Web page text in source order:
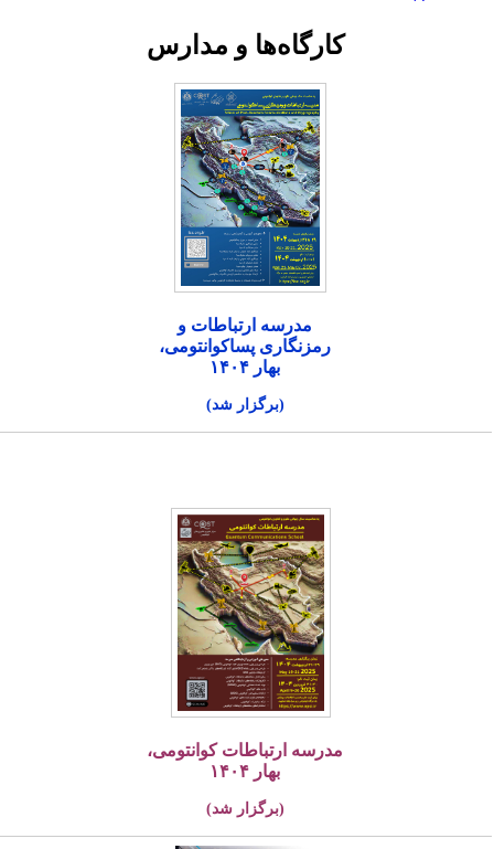
کارگاه‌ها و مدارس
مدرسه ارتباطات و
رمزنگاری پساکوانتومی،
بهار ۱۴۰۴
(برگزار شد)
مدرسه ارتباطات کوانتومی،
بهار ۱۴۰۴
(برگزار شد)